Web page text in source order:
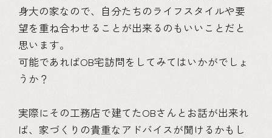
身大の家なので、自分たちのライフスタイルや要
望を重ね合わせることが出来るのもいいことだと
思います。
可能であればOB宅訪問をしてみてはいかがでしょ
うか？
実際にその工務店で建てたOBさんとお話が出来れ
ば、家づくりの貴重なアドバイスが聞けるかもし